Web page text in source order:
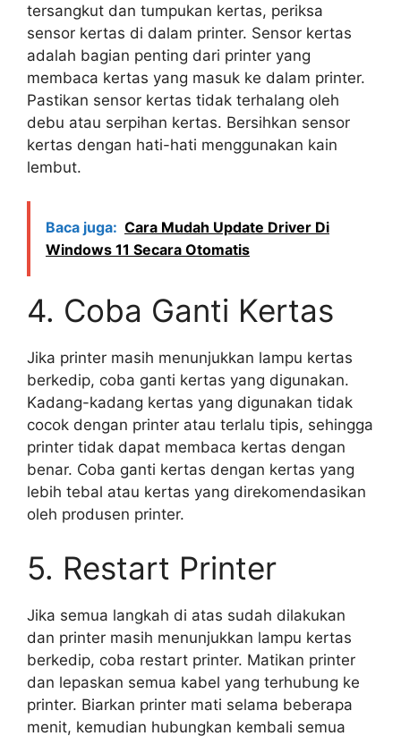
tersangkut dan tumpukan kertas, periksa
sensor kertas di dalam printer. Sensor kertas
adalah bagian penting dari printer yang
membaca kertas yang masuk ke dalam printer.
Pastikan sensor kertas tidak terhalang oleh
debu atau serpihan kertas. Bersihkan sensor
kertas dengan hati-hati menggunakan kain
lembut.
Baca juga: Cara Mudah Update Driver Di
Windows 11 Secara Otomatis
4. Coba Ganti Kertas
Jika printer masih menunjukkan lampu kertas
berkedip, coba ganti kertas yang digunakan.
Kadang-kadang kertas yang digunakan tidak
cocok dengan printer atau terlalu tipis, sehingga
printer tidak dapat membaca kertas dengan
benar. Coba ganti kertas dengan kertas yang
lebih tebal atau kertas yang direkomendasikan
oleh produsen printer.
5. Restart Printer
Jika semua langkah di atas sudah dilakukan
dan printer masih menunjukkan lampu kertas
berkedip, coba restart printer. Matikan printer
dan lepaskan semua kabel yang terhubung ke
printer. Biarkan printer mati selama beberapa
menit, kemudian hubungkan kembali semua